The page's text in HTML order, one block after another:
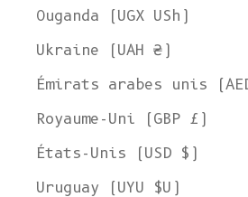
Ouganda (UGX USh)
Ukraine (UAH ₴)
Royaume-Uni (GBP £)
États-Unis (USD $)
Uruguay (UYU $U)